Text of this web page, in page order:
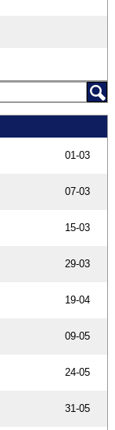
01-03
07-03
15-03
29-03
19-04
09-05
24-05
31-05